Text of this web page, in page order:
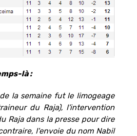
là :
la semaine fut le limogeage
du Raja), l'intervention
Raja dans la presse pour dire
l'envoie du nom Nabil